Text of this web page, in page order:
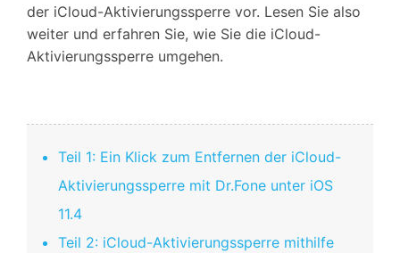
der iCloud-Aktivierungssperre vor. Lesen Sie also
weiter und erfahren Sie, wie Sie die iCloud-
Aktivierungssperre umgehen.
Teil 1: Ein Klick zum Entfernen der iCloud-
Aktivierungssperre mit Dr.Fone unter iOS
11.4
Teil 2: iCloud-Aktivierungssperre mithilfe